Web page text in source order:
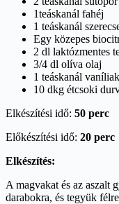
1teáskanál fahéj
1 teáskanál
Egy közepes
2 dl laktózmentes
3/4 dl olíva olaj
1 teáskanál
10 dkg étcsoki
Elkészítési idő: 50 perc
Előkészítési idő: 20 perc
Elkészítés:
A magvakat és az aszalt
darabokra, és tegyük